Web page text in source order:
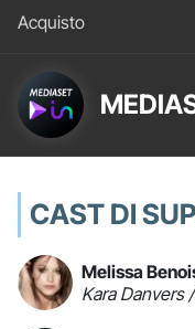
CAST DI
Melissa
Kara Danvers